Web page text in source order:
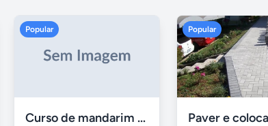
Popular
Curso de mandarim em belo horizonte
Popular